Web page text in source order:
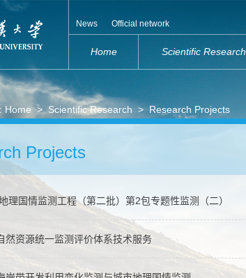
News Official network
Home Scientific Research
Home>Scientific Research>Research Projects
Projects
理国情监测工程（第二批）第2包专题性监测（二）
然资源统一监测评价体系技术服务